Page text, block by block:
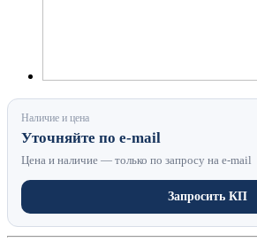
Наличие и цена
Уточняйте по e-mail
Цена и наличие — только по запросу на e-mail
Запросить КП